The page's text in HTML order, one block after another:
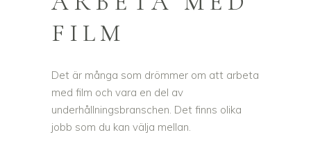
FILM
Det är många som drömmer om att arbeta
med film och vara en del av
underhållningsbranschen. Det finns olika
jobb som du kan välja mellan.